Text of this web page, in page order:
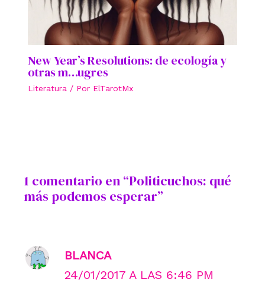
New Year’s Resolutions: de ecología y
otras m…ugres
Literatura / Por ElTarotMx
1 comentario en “Politicuchos: qué
más podemos esperar”
BLANCA
24/01/2017 A LAS 6:46 PM